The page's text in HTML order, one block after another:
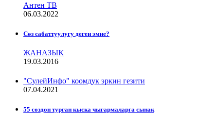
Антен ТВ
06.03.2022
Сѳз сабаттуулугу деген эмне?
ЖАНАЗЫК
19.03.2016
"СулейИнфо" коомдук эркин гезити
07.04.2021
55 сөздөн турган кыска чыгармаларга сынак